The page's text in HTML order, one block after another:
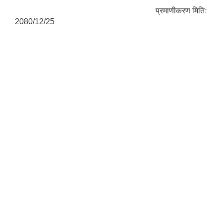
प्रमाणीकरण मितिः
2080/12/25